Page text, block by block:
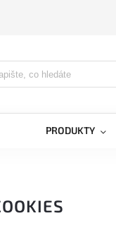
PRODUKTY